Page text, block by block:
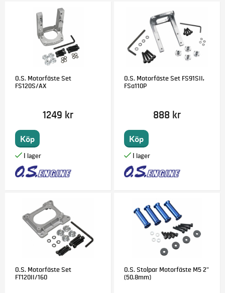
O.S. Motorfäste Set
FS120S/AX
1249 kr
Köp
O.S. Motorfäste Set FS91SII,
FSa110P
888 kr
Köp
O.S. Motorfäste Set
FT120II/160
O.S. Stolpar Motorfäste M5 2"
(50.8mm)